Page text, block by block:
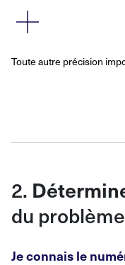
Toute autre précision
2.
du problème
Je connais le